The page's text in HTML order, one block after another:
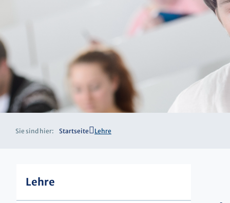
Sie sind hier: Startseite Lehre
Lehre